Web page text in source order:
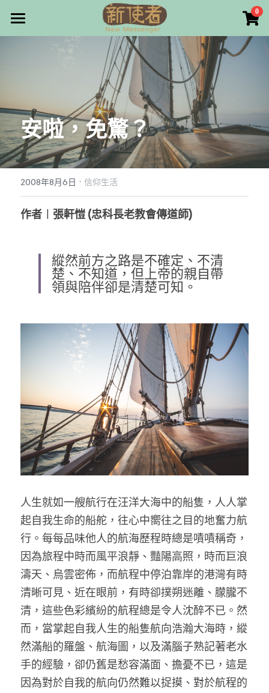
0
最新消息
雜誌專欄
最新文章
編者的話
本期主題
台灣教會人物檔案
乘著夢想去旅行
母語葡萄園
神學淺說
信仰生活
厝邊頭尾
家書
畫話人生
寫寫畫畫
漫畫
訂購/奉獻/廣告刊登
好站連結
搜索
奉獻支持
安啦，免驚？
2008年8月6日 · 信仰生活
作者︱張軒愷 (忠科長老教會傳道師)
縱然前方之路是不確定、不清
楚、不知道，但上帝的親自帶
領與陪伴卻是清楚可知。
人生就如一艘航行在汪洋大海中的船隻，人人掌
起自我生命的船舵，往心中嚮往之目的地奮力航
行。每每品味他人的航海歷程時總是嘖嘖稱奇，
因為旅程中時而風平浪靜、豔陽高照，時而巨浪
濤天、烏雲密佈，而航程中停泊靠岸的港灣有時
清晰可見、近在眼前，有時卻撲朔迷離、朦朧不
清，這些色彩繽紛的航程總是令人沈醉不已。然
而，當掌起自我人生的船隻航向浩瀚大海時，縱
然滿船的羅盤、航海圖，以及滿腦子熟記著老水
手的經驗，卻仍舊是愁容滿面、擔憂不已，這是
因為對於自我的航向仍然難以捉摸、對於航程的
×
商品分類